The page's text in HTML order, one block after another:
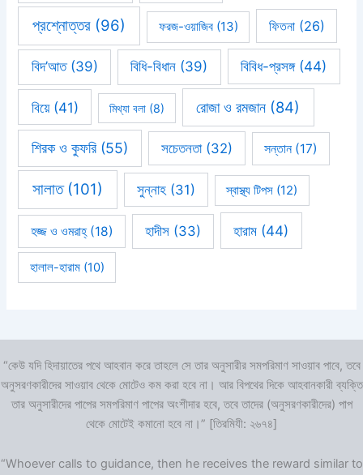
প্রশ্নোত্তর (96) ফরজ-ওয়াজিব(13) ফিতনা(26)
বিদ’আত(39) বিধি-বিধান (39) বিবিধ-প্রসঙ্গ(44)
বিয়ে(41) মিথ্যা বলা(8) রোজা ও রমজান (84)
শিরক ও কুফরি(55) সচেতনতা(32) সন্তান(17)
সালাত(101) সুন্নাহ (31) স্বাস্থ্য টিপস (12)
হজ্জ ও ওমরাহ্‌(18) হাদীস(33) হারাম (44)
হালাল-হারাম(10)
“কেউ যদি হিদায়াতের পথে আহবান করে তাহলে সে তার অনুসারীর সমপরিমাণ সাওয়াব পাবে, তবে
অনুসরণকারীদের সাওয়াব থেকে মোটেও কম করা হবে না। আর বিপথের দিকে আহবানকারী ব্যক্তি
তার অনুসারীদের পাপের সমপরিমাণ পাপের অংশীদার হবে, তবে তাদের (অনুসরণকারীদের) পাপ
থেকে মোটেই কমানো হবে না।” [তিরমিযী: ২৬৭৪]
“Whoever calls to guidance, then he receives the reward similar to